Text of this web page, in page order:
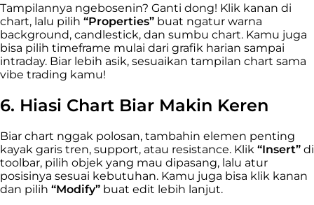
Tampilannya ngebosenin? Ganti dong! Klik kanan di
chart, lalu pilih “Properties” buat ngatur warna
background, candlestick, dan sumbu chart. Kamu juga
bisa pilih timeframe mulai dari grafik harian sampai
intraday. Biar lebih asik, sesuaikan tampilan chart sama
vibe trading kamu!
6. Hiasi Chart Biar Makin Keren
Biar chart nggak polosan, tambahin elemen penting
kayak garis tren, support, atau resistance. Klik “Insert” di
toolbar, pilih objek yang mau dipasang, lalu atur
posisinya sesuai kebutuhan. Kamu juga bisa klik kanan
dan pilih “Modify” buat edit lebih lanjut.